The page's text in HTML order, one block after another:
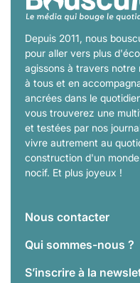
Depuis 2011, nous
pour aller vers plus
agissons à travers notre
à tous et en
ancrées dans le
vous trouverez une
et testées par nos
vivre autrement au
construction d'un
nocif. Et plus joyeux !
Nous contacter
Qui sommes-nous ?
S’inscrire à la